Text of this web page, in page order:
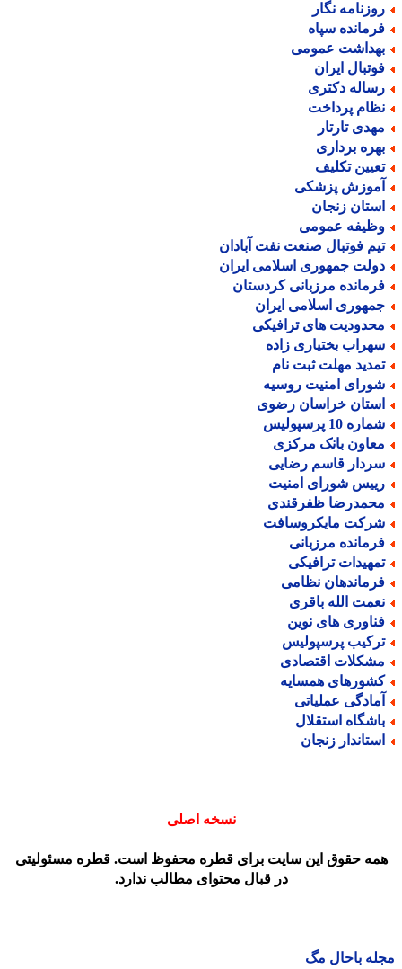
نگار
سپاه
عمومی
ایران
دکتری
پرداخت
تارتار
برداری
تکلیف
پزشکی
زنجان
عمومی
فوتبال صنعت نفت آبادان
جمهوری اسلامی ایران
مرزبانی کردستان
اسلامی ایران
های ترافیکی
بختیاری زاده
مهلت ثبت نام
امنیت روسیه
خراسان رضوی
10 پرسپولیس
بانک مرکزی
قاسم رضایی
شورای امنیت
ظفرقندی
مایکروسافت
مرزبانی
ترافیکی
نظامی
الله باقری
های نوین
پرسپولیس
اقتصادی
همسایه
عملیاتی
استقلال
زنجان
نسخه اصلی
حقوق این سایت برای قطره محفوظ است. قطره مسئولیتی
در قبال محتوای مطالب ندارد.
باحال مگ